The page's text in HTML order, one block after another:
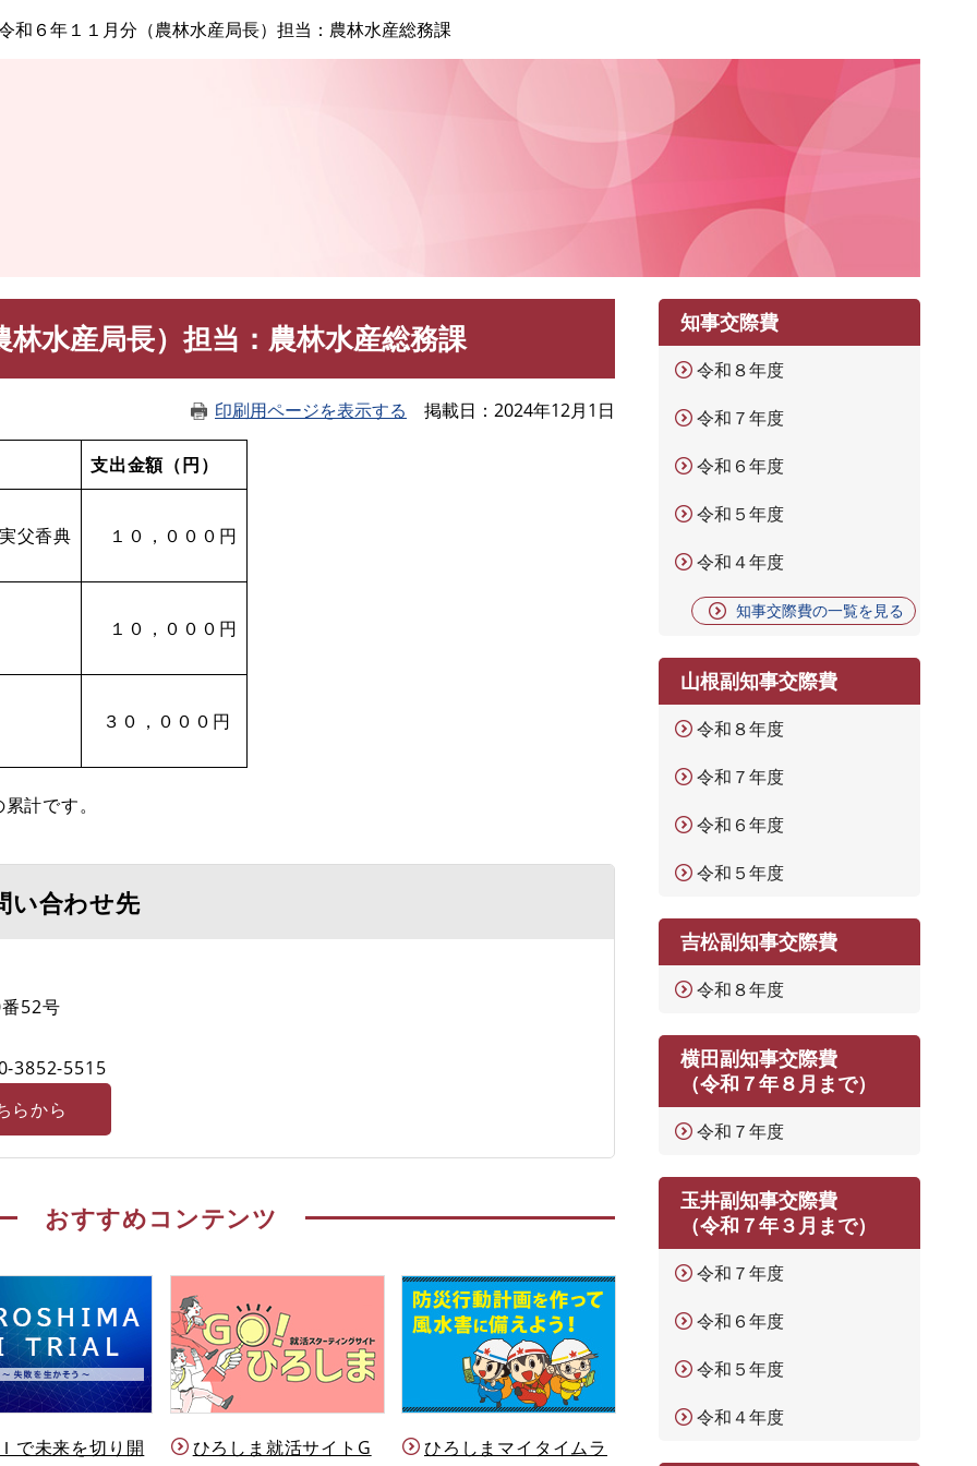
和６年１１月分（農林水産局長）担当：農林水産総務課
水産局長）担当：農林水産総務課
印刷用ページを表示する 掲載日 2024年12月1日
支出金額（円）
父香典 １０，０００円
１０，０００円
３０，０００円
計です。
い合わせ先
52号
3852-5515
らから
おすすめコンテンツ
で未来を切り開
ひろしま就活サイトG
ひろしまマイタイムラ
知事交際費
令和８年度
令和７年度
令和６年度
令和５年度
令和４年度
知事交際費の一覧を見る
山根副知事交際費
令和８年度
令和７年度
令和６年度
令和５年度
吉松副知事交際費
令和８年度
横田副知事交際費
（令和７年８月まで）
令和７年度
玉井副知事交際費
（令和７年３月まで）
令和７年度
令和６年度
令和５年度
令和４年度